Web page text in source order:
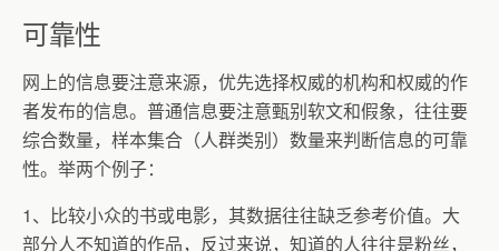
可靠性
网上的信息要注意来源，优先选择权威的机构和权威的作
者发布的信息。普通信息要注意甄别软文和假象，往往要
综合数量，样本集合（人群类别）数量来判断信息的可靠
性。举两个例子：
1、比较小众的书或电影，其数据往往缺乏参考价值。大
部分人不知道的作品，反过来说，知道的人往往是粉丝，